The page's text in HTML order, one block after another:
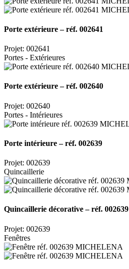
Porte extérieure – réf. 002641
Projet: 002641
Portes - Extérieures
Porte extérieure – réf. 002640
Projet: 002640
Portes - Intérieures
Porte intérieure – réf. 002639
Projet: 002639
Quincaillerie
Quincaillerie décorative – réf. 002639
Projet: 002639
Fenêtres